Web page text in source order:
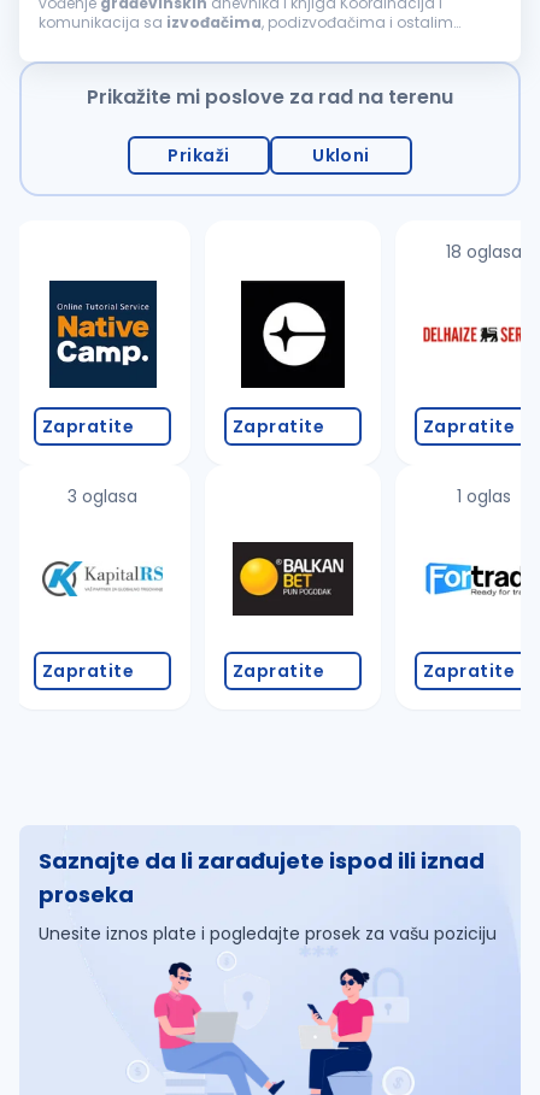
komunikacija sa izvođačima, podizvođačima i ostalim
bezbednosti i zaštite na radu na gradilištu...
Prikažite mi poslove za rad na terenu
Prikaži Ukloni
Zapratite
3 oglasa
Zapratite
Zapratite
Zapratite
18 oglasa
Zapratite
1 oglas
Zapratite
Saznajte da li zarađujete ispod ili iznad
proseka
Unesite iznos plate i pogledajte prosek za vašu poziciju